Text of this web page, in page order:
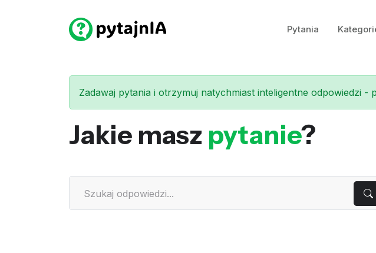
Pytania
Zadawaj pytania i otrzymuj natychmiast inteligentne odpowiedzi -
Jakie masz pytanie?